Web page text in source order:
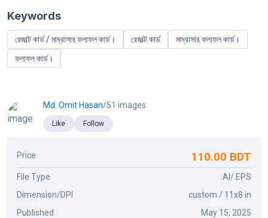
Keywords
রেজাল্ট কার্ড / মাদ্রাসার ফলাফল কার্ড। রেজাল্ট কার্ড
মাদ্রাসার ফলাফল কার্ড।
ফলাফল কার্ড।
Md. Omit Hasan/51 images
Like Follow
Price 110.00 BDT
File Type
.AI/.EPS
Dimension/DPI
custom / 11x8 in
Published
May 15, 2025